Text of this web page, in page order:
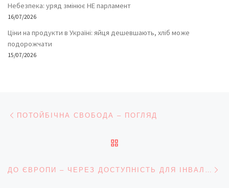
Небезпека: уряд змінює НЕ парламент
16/07/2026
Ціни на продукти в Україні: яйця дешевшають, хліб може
подорожчати
15/07/2026
Навігація записів
ПОТОЙБІЧНА СВОБОДА – ПОГЛЯД